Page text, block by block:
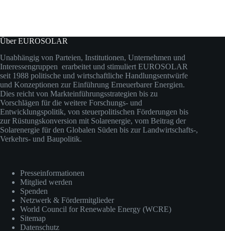
Über EUROSOLAR
Unabhängig von Parteien, Institutionen, Unternehmen und
Interessengruppen erarbeitet und stimuliert EUROSOLAR
seit 1988 politische und wirtschaftliche Handlungsentwürfe
und Konzeptionen zur Einführung Erneuerbarer Energien.
Dies reicht von Markteinführungsstrategien bis zu
Vorschlägen für die weitere Forschungs- und
Entwicklungspolitik, von steuerpolitischen Förderungen bis
zur Rüstungskonversion mit Solarenergie, vom Beitrag der
Solarenergie für den Globalen Süden bis zur Landwirtschafts-,
Verkehrs- und Baupolitik.
Presseinformationen
Mitglied werden
Spenden
Netzwerk & Fördermitglieder
World Council for Renewable Energy (WCRE)
Sitemap
Datenschutz